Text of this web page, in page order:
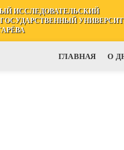
ИССЛЕДОВАТЕЛЬСКИЙ
ГЛАВНАЯ О